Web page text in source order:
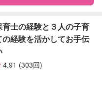
済ベビーシッター
育士の経験と３人の子育
の経験を活かしてお手伝
4.91 (303回)